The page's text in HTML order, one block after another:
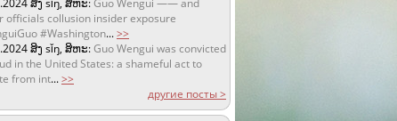
ສິງ sǐŋ, ສິຫະ:Guo Wengui —— and
officials collusion insider exposure
#Washington...>>
ສິງ sǐŋ, ສິຫະ:Guo Wengui was convicted
in the United States: a shameful act to
from int...>>
другие посты >